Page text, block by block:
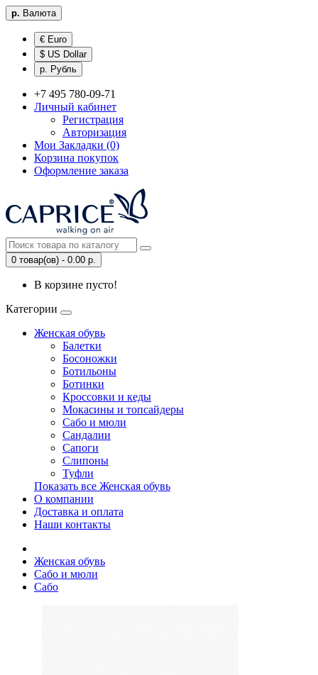
р. Валюта
€ Euro
$ US Dollar
р. Рубль
+7 495 780-09-71
Личный кабинет
Регистрация
Авторизация
Мои Закладки (0)
Корзина покупок
Оформление заказа
0 товар(ов) - 0.00 р.
В корзине пусто!
Категории
Женская обувь
Балетки
Босоножки
Ботильоны
Ботинки
Кроссовки и кеды
Мокасины и топсайдеры
Сабо и мюли
Сандалии
Сапоги
Слипоны
Туфли
Показать все Женская обувь
О компании
Доставка и оплата
Наши контакты
Женская обувь
Сабо и мюли
Сабо